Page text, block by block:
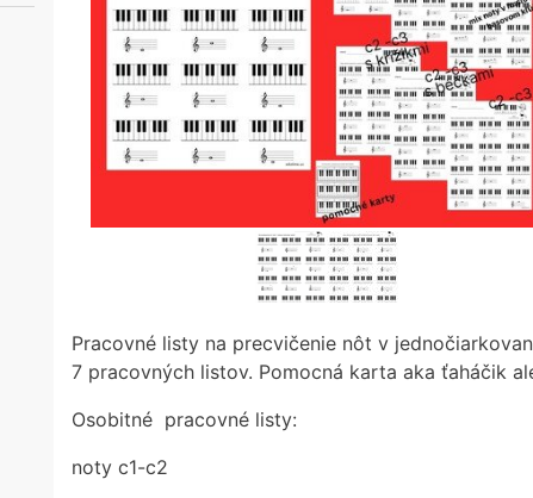
Pracovné listy na precvičenie nôt v
7 pracovných listov. Pomocná karta aka ťaháčik
Osobitné pracovné listy:
noty c1-c2